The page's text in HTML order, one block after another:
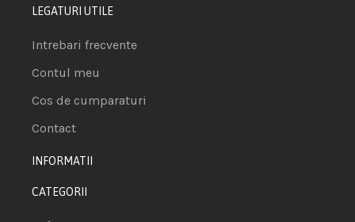
LEGATURI UTILE
Intrebari frecvente
Contul meu
Cos de cumparaturi
Contact
INFORMATII
CATEGORII